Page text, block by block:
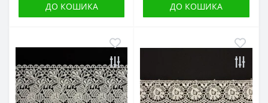
ДО КОШИКА ДО КОШИКА